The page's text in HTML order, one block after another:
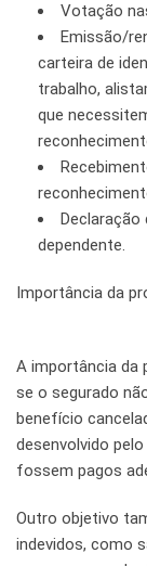
Votação
Emissão/
carteira de
trabalho,
que
dependente.
Importância da
A importância da
se o segurado
benefício
desenvolvido
fossem pagos
Outro objetivo
indevidos, como